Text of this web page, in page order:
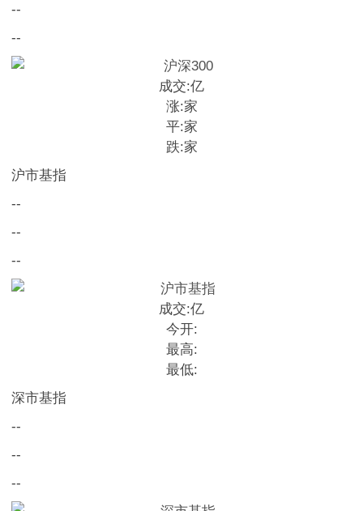
--
--
成交:亿
涨:家
平:家
跌:家
沪市基指
--
--
--
成交:亿
今开:
最高:
最低:
深市基指
--
--
--